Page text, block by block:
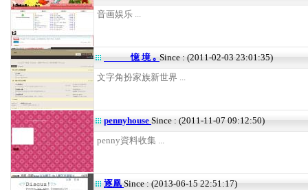
音画娱乐 ...
憶 境 ｡ Since : (2011-02-03 23:01:35)
文字角扮家族新世界 ...
pennyhouse Since : (2011-11-07 09:12:50)
penny資料收集 ...
逐凰 Since : (2013-06-15 22:51:17)